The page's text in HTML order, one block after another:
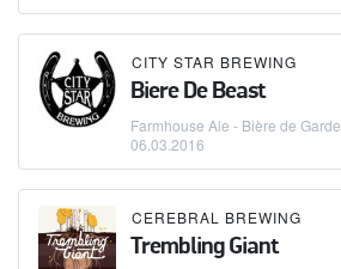
CITY STAR BREWING
Biere De Beast
Farmhouse Ale - Bière de Garde
06.03.2016
CEREBRAL BREWING
Trembling Giant